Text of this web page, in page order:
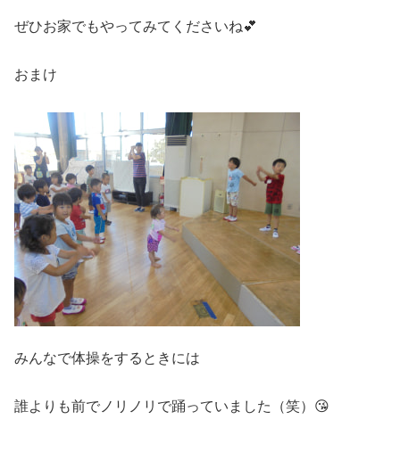
ぜひお家でもやってみてくださいね💕
おまけ
みんなで体操をするときには
誰よりも前でノリノリで踊っていました（笑）😘